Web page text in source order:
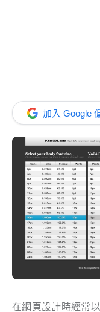
加入 Google
在網頁設計時經常